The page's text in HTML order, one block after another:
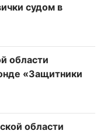
судом в
области
«Защитники
области